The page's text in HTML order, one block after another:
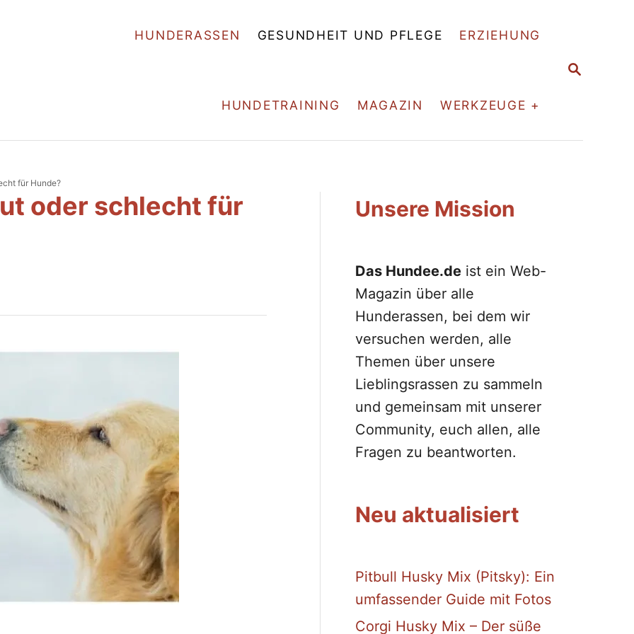
S
H
HUNDERASSEN GESUNDHEIT UND PFLEGE ERZIEHUNG
HUNDETRAINING MAGAZIN WERKZEUGE +
für Hunde?
oder schlecht für
Unsere Mission
Das Hundee.deist ein Web-
Magazin über alle
Hunderassen, bei dem wir
versuchen werden, alle
Themen über unsere
Lieblingsrassen zu sammeln
und gemeinsam mit unserer
Community, euch allen, alle
Fragen zu beantworten.
Neu aktualisiert
Pitbull Husky Mix (Pitsky): Ein
umfassender Guide mit Fotos
Corgi Husky Mix – Der süße